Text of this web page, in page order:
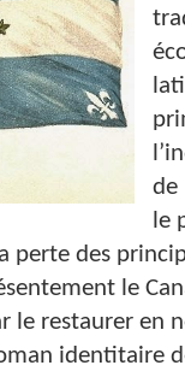
de
le
perte des
le
le restaurer en
identitaire